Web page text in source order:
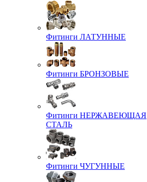
Фитинги ЛАТУННЫЕ
Фитинги БРОНЗОВЫЕ
Фитинги НЕРЖАВЕЮЩАЯ
СТАЛЬ
Фитинги ЧУГУННЫЕ